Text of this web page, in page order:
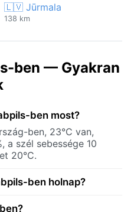
🇱🇻 Jūrmala
138 km
ben — Gyakran
ben most?
ben, 23°C van,
a szél sebessége 10
20°C.
ben holnap?